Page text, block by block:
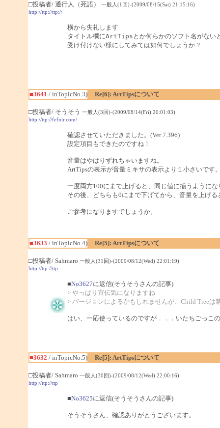
□投稿者/ 通行人（死語）
一般人(1回)-(2009/08/15(Sat) 21:15:16)
http://ttp://ttp://
横から失礼します
タイトル欄にArtTipsとか何らかのソフト名がない
受け付けない様にしてみては如何でしょうか？
■3641 / inTopicNo.3) Re[6]: ArtTipsについて
□投稿者/ そうそう 一般人(3回)-(2009/08/14(Fri) 20:01:03)
http://ttp://fefnir.com/
確認させていただきました。(Ver 7.396)
設定項目もできたのですね！
音量はやはりずれちゃいますね。
ArtTipsの表示が音量ミキサの表示より１小さいです
一度両方100にまで上げると、同じ値に揃うようにな
その後、どちらも0にまで下げてから、音量を上げる
ご参考になりますでしょうか。
■3633 / inTopicNo.4) Re[5]: ArtTipsについて
□投稿者/ Sahmaro 一般人(31回)-(2009/08/12(Wed) 22:01:19)
http://ttp://ttp
■No3627に返信(そうそうさんの記事)
> やっぱり宣伝気になりますね
> バージョンによるかもしれませんが、Child Treeは
はい、一応使っているのですが．．．いたちごっこ
■3632 / inTopicNo.5) Re[5]: ArtTipsについて
□投稿者/ Sahmaro 一般人(30回)-(2009/08/12(Wed) 22:00:16)
http://ttp://ttp
■No3625に返信(そうそうさんの記事)
そうそうさん、確認ありがとうございます。